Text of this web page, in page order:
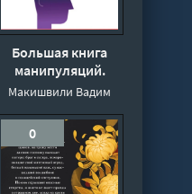
Большая книга
манипуляций.
Изучаем секреты
сознанием - Вадим
Макишвили
Макишвили Вадим
0